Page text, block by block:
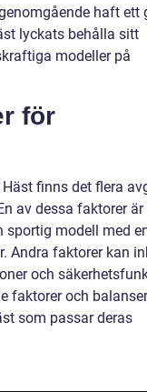
haft ett
lyckats behålla sitt
modeller på
för
finns det flera
av dessa faktorer är
sportig modell med
Andra faktorer kan
och
faktorer och
som passar deras